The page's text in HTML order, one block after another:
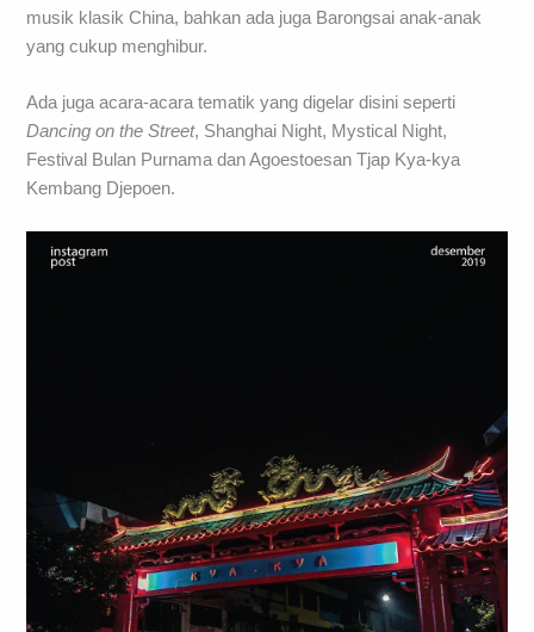
musik klasik China, bahkan ada juga Barongsai anak-anak
yang cukup menghibur.
Ada juga acara-acara tematik yang digelar disini seperti
Dancing on the Street, Shanghai Night, Mystical Night,
Festival Bulan Purnama dan Agoestoesan Tjap Kya-kya
Kembang Djepoen.